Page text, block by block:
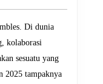
kolaborasi
sesuatu yang
2025 tampaknya